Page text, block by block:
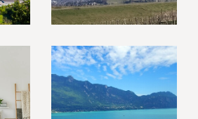
démarche, nous mettons à
savoir-faire et notre
du marché immobilier à
Aix-les-Bains et leurs